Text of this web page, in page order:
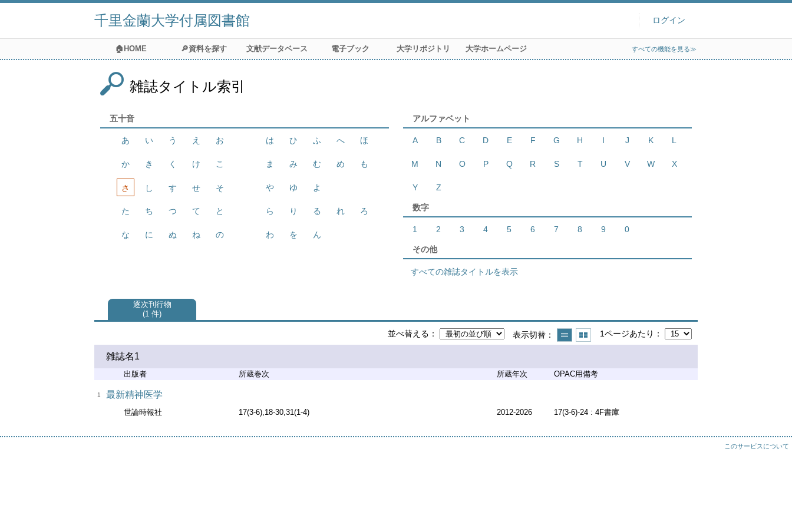
千里金蘭大学付属図書館 ログイン
🏠HOME 🔎資料を探す 文献データベース 電子ブック 大学リポジトリ 大学ホームページ すべての機能を見る≫
雑誌タイトル索引
五十音
あ い う え お
か き く け こ
さ し す せ そ
た ち つ て と
な に ぬ ね の
は ひ ふ へ ほ
ま み む め も
や ゆ よ
ら り る れ ろ
わ を ん
アルファベット
A B C D E F G H I J K L
M N O P Q R S T U V W X
Y Z
数字
1 2 3 4 5 6 7 8 9 0
その他
すべての雑誌タイトルを表示
逐次刊行物
1 件
並べ替える 表示切替 1ページあたり
雑誌名1
出版者 所蔵巻次 所蔵年次 OPAC用備考
1 最新精神医学
世論時報社 17(3-6),18-30,31(1-4) 2012-2026 17(3-6)-24 : 4F書庫
このサービスについて